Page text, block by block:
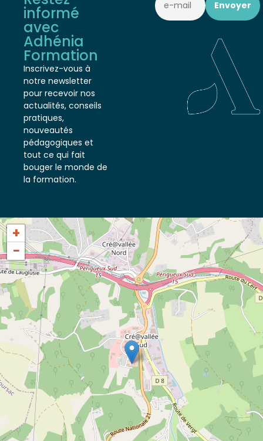
Restez
informé
avec
Adhénia
Formation
Inscrivez-vous à
notre newsletter
pour recevoir nos
actualités, conseils
pratiques,
nouveautés
pédagogiques et
tout ce qui fait
bouger le monde de
+
−